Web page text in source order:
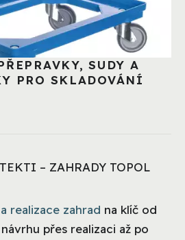
SUDY A
PRO SKLADOVÁNÍ
– ZAHRADY TOPOL
realizace zahrad na klíč od
přes realizaci až po